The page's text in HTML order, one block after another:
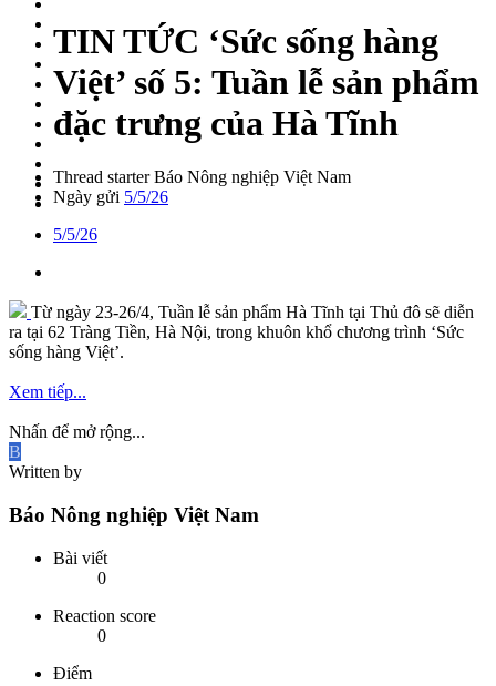
TIN TỨC ‘Sức sống hàng
Việt’ số 5: Tuần lễ sản phẩm
đặc trưng của Hà Tĩnh
Thread starter Báo Nông nghiệp Việt Nam
Ngày gửi 5/5/26
5/5/26
Từ ngày 23-26/4, Tuần lễ sản phẩm Hà Tĩnh tại Thủ đô sẽ diễn
ra tại 62 Tràng Tiền, Hà Nội, trong khuôn khổ chương trình ‘Sức
sống hàng Việt’.
Xem tiếp...
Nhấn để mở rộng...
B
Written by
Báo Nông nghiệp Việt Nam
Bài viết
0
Reaction score
0
Điểm